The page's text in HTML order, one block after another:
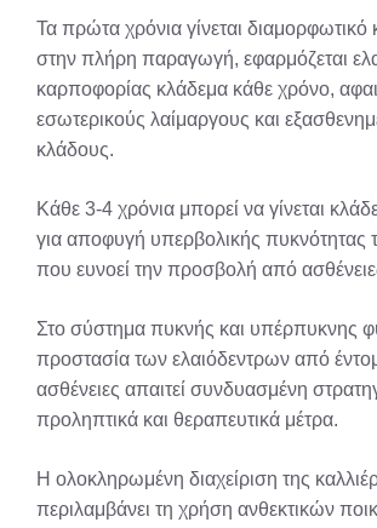
Τα πρώτα χρόνια γίνεται
στην πλήρη παραγωγή, εφαρμόζεται
καρποφορίας κλάδεμα κάθε χρόνο,
εσωτερικούς λαίμαργους και
κλάδους.
Κάθε 3-4 χρόνια μπορεί να γίνεται
για αποφυγή υπερβολικής πυκνότητας
που ευνοεί την προσβολή από
Στο σύστημα πυκνής και υπέρπυκνης
προστασία των ελαιόδεντρων από
ασθένειες απαιτεί συνδυασμένη
προληπτικά και θεραπευτικά μέτρα.
Η ολοκληρωμένη διαχείριση της
περιλαμβάνει τη χρήση ανθεκτικών